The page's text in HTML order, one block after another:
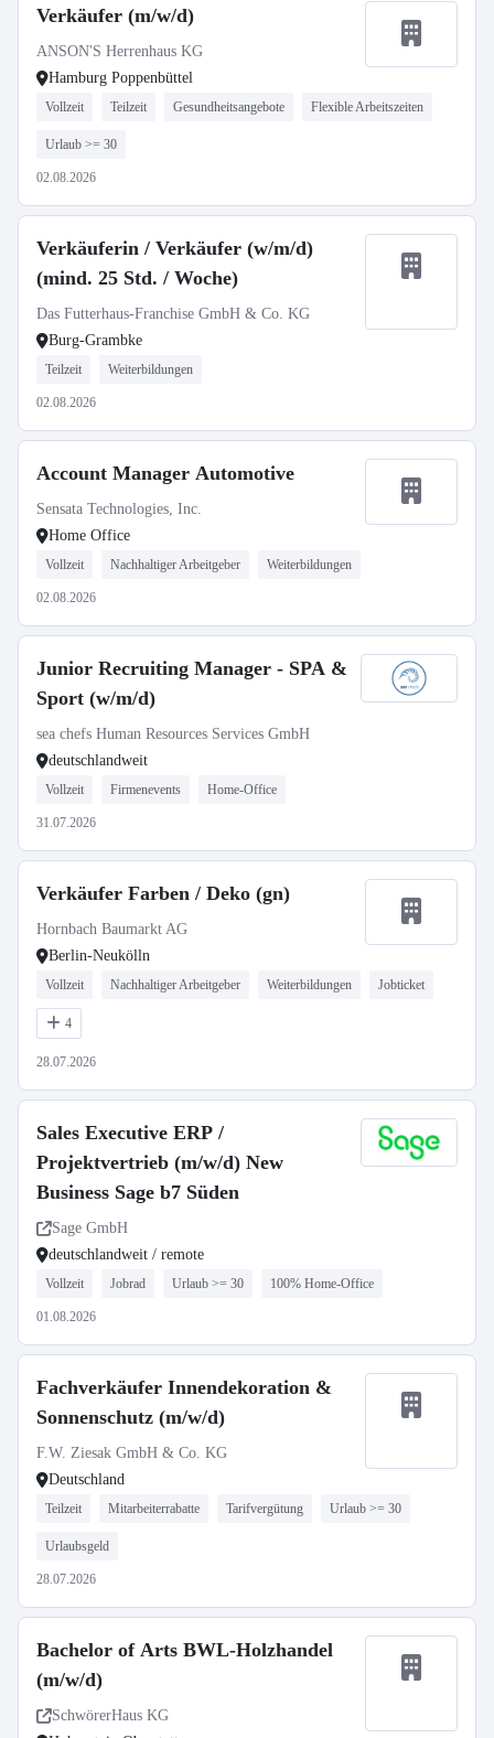
Verkäufer (m/w/d)
ANSON'S Herrenhaus KG
Hamburg Poppenbüttel
Vollzeit Teilzeit Gesundheitsangebote Flexible Arbeitszeiten
Urlaub >= 30
02.08.2026
Verkäuferin / Verkäufer (w/m/d)
(mind. 25 Std. / Woche)
Das Futterhaus-Franchise GmbH & Co. KG
Burg-Grambke
Teilzeit Weiterbildungen
02.08.2026
Account Manager Automotive
Sensata Technologies, Inc.
Home Office
Vollzeit Nachhaltiger Arbeitgeber Weiterbildungen
02.08.2026
Junior Recruiting Manager - SPA &
Sport (w/m/d)
sea chefs Human Resources Services GmbH
deutschlandweit
Vollzeit Firmenevents Home-Office
31.07.2026
Verkäufer Farben / Deko (gn)
Hornbach Baumarkt AG
Berlin-Neukölln
Vollzeit Nachhaltiger Arbeitgeber Weiterbildungen Jobticket
4
28.07.2026
Sales Executive ERP /
Projektvertrieb (m/w/d) New
Business Sage b7 Süden
Sage GmbH
deutschlandweit / remote
Vollzeit Jobrad Urlaub >= 30 100% Home-Office
01.08.2026
Fachverkäufer Innendekoration &
Sonnenschutz (m/w/d)
F.W. Ziesak GmbH & Co. KG
Deutschland
Teilzeit Mitarbeiterrabatte Tarifvergütung Urlaub >= 30
Urlaubsgeld
28.07.2026
Bachelor of Arts BWL-Holzhandel
(m/w/d)
SchwörerHaus KG